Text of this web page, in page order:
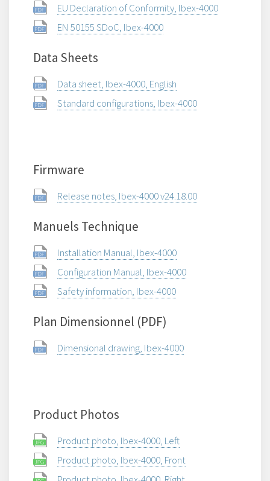
EU Declaration of Conformity, Ibex-4000
EN 50155 SDoC, Ibex-4000
Data Sheets
Data sheet, Ibex-4000, English
Standard configurations, Ibex-4000
Firmware
Release notes, Ibex-4000 v24.18.00
Manuels Technique
Installation Manual, Ibex-4000
Configuration Manual, Ibex-4000
Safety information, Ibex-4000
Plan Dimensionnel (PDF)
Dimensional drawing, Ibex-4000
Product Photos
Product photo, Ibex-4000, Left
Product photo, Ibex-4000, Front